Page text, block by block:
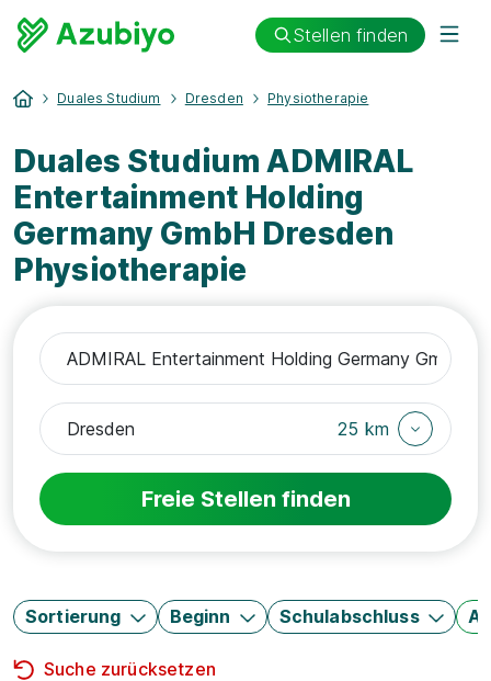
Stellen finden
Duales Studium Dresden Physiotherapie
Duales Studium ADMIRAL
Entertainment Holding
Germany GmbH Dresden
Physiotherapie
25 km
Freie Stellen finden
Sortierung Beginn Schulabschluss
Suche zurücksetzen